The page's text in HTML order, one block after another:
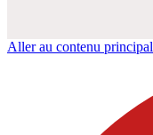
Aller au contenu principal